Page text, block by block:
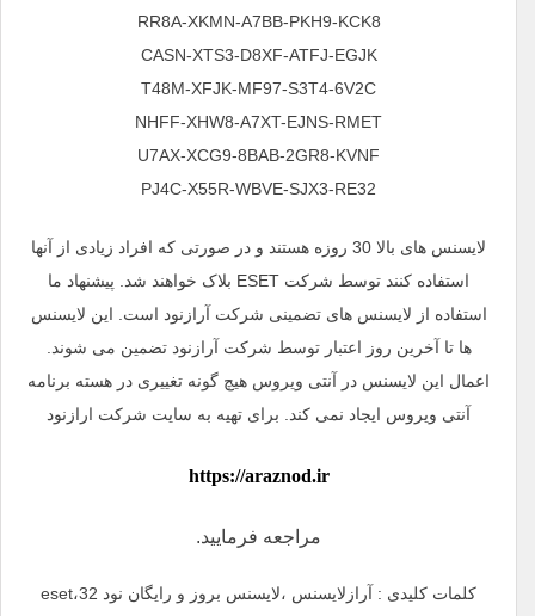
RR8A-XKMN-A7BB-PKH9-KCK8
CASN-XTS3-D8XF-ATFJ-EGJK
T48M-XFJK-MF97-S3T4-6V2C
NHFF-XHW8-A7XT-EJNS-RMET
U7AX-XCG9-8BAB-2GR8-KVNF
PJ4C-X55R-WBVE-SJX3-RE32
لایسنس های بالا 30 روزه هستند و در صورتی که افراد زیادی از آنها
استفاده کنند توسط شرکت ESET بلاک خواهند شد. پیشنهاد ما
استفاده از لایسنس های تضمینی شرکت آرازنود است. این لایسنس
ها تا آخرین روز اعتبار توسط شرکت آرازنود تضمین می شوند.
اعمال این لایسنس در آنتی ویروس هیچ گونه تغییری در هسته برنامه
آنتی ویروس ایجاد نمی کند. برای تهیه به سایت شرکت ارازنود
https://araznod.ir
مراجعه فرمایید.
کلمات کلیدی : آرازلایسنس ،لایسنس بروز و رایگان نود 32،eset